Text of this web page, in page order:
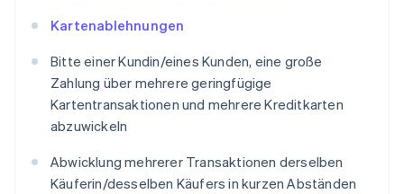
Kartenablehnungen
Bitte einer Kundin/eines Kunden, eine große
Zahlung über mehrere geringfügige
Kartentransaktionen und mehrere Kreditkarten
abzuwickeln
Abwicklung mehrerer Transaktionen derselben
Käuferin/desselben Käufers in kurzen Abständen